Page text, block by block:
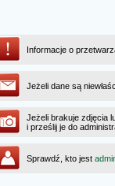
Informacje o
Jeżeli dane są
Jeżeli brakuje zdjęcia
i prześlij je do
Sprawdź, kto jest